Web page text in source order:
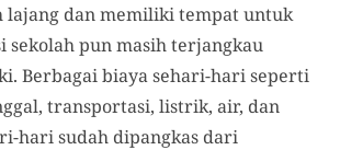
lajang dan memiliki tempat untuk
sekolah pun masih terjangkau
Berbagai biaya sehari-hari seperti
transportasi, listrik, air, dan
hari sudah dipangkas dari